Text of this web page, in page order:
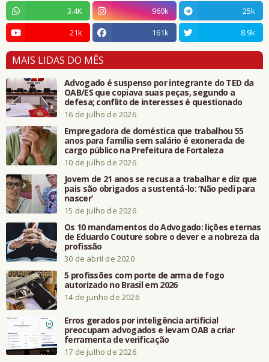
3.4K 960k
25k
21k
161k 8.9k
MAIS LIDAS DO MÊS
Advogado é suspenso por integrante do TED da
OAB/ES que copiava suas peças, segundo a
defesa; conflito de interesses é questionado
16 de julho de 2026
Empregadora de doméstica que trabalhou 55
anos para família sem salário é exonerada de
cargo público na Prefeitura de Fortaleza
10 de julho de 2026
Jovem de 21 anos se recusa a trabalhar e diz que
pais são obrigados a sustentá-lo: ‘Não pedi para
nascer’
15 de julho de 2026
Os 10 mandamentos do Advogado: lições eternas
de Eduardo Couture sobre o dever e a nobreza da
profissão
30 de abril de 2020
5 profissões com porte de arma de fogo
autorizado no Brasil em 2026
14 de junho de 2026
Erros gerados por inteligência artificial
preocupam advogados e levam OAB a criar
ferramenta de verificação
17 de julho de 2026